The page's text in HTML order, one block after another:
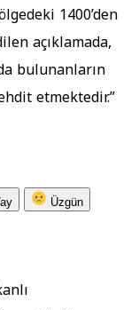
1400’den
açıklamada,
bulunanların
etmektedir.”
Üzgün